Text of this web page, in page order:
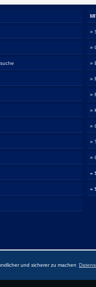
und sicherer zu machen
»
»
»
»
»
»
»
»
»
»
»